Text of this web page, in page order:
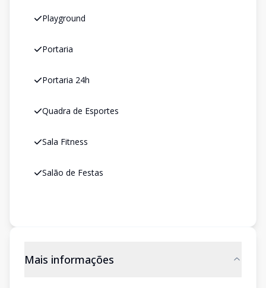
Playground
Portaria
Portaria 24h
Quadra de Esportes
Sala Fitness
Salão de Festas
Mais informações